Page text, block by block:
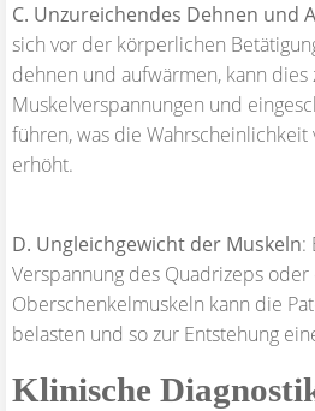
C. Unzureichendes Dehnen und
sich vor der körperlichen
dehnen und aufwärmen, kann dies
Muskelverspannungen und
führen, was die Wahrscheinlichkeit
erhöht.
D. Ungleichgewicht der Muskeln:
Verspannung des Quadrizeps
Oberschenkelmuskeln kann die
belasten und so zur Entstehung
Klinische